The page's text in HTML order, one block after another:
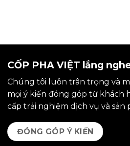
CỐP PHA VIỆT lắng
Chúng tôi luôn trân trọng và
mọi ý kiến đóng góp từ khách
cấp trải nghiệm dịch vụ và sản
ĐÓNG GÓP Ý KIẾN